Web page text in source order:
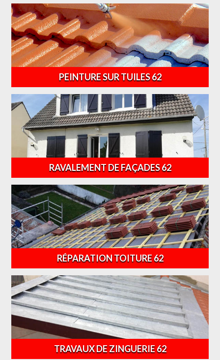
PEINTURE SUR TUILES 62
RAVALEMENT DE FAÇADES 62
RÉPARATION TOITURE 62
TRAVAUX DE ZINGUERIE 62